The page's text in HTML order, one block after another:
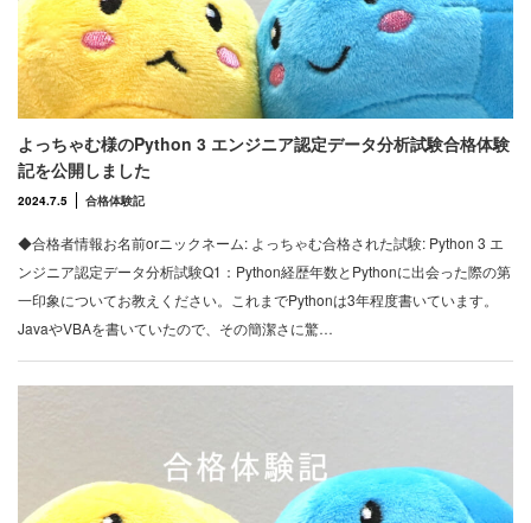
よっちゃむ様のPython 3 エンジニア認定データ分析試験合格体験
記を公開しました
2024.7.5 合格体験記
◆合格者情報お名前orニックネーム: よっちゃむ合格された試験: Python 3 エ
ンジニア認定データ分析試験Q1：Python経歴年数とPythonに出会った際の第
一印象についてお教えください。これまでPythonは3年程度書いています。
JavaやVBAを書いていたので、その簡潔さに驚…